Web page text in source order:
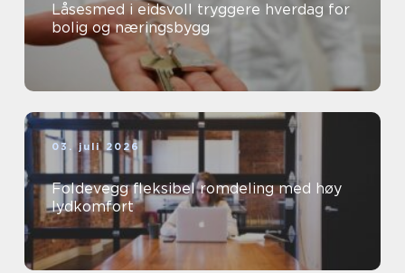
Låsesmed i eidsvoll tryggere hverdag for
bolig og næringsbygg
03. juli 2026
Foldevegg fleksibel romdeling med høy
lydkomfort